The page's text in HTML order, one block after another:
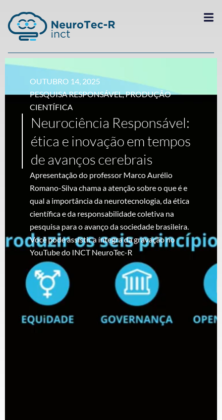
OUTUBRO 14, 2025
PESQUISA RESPONSÁVEL,PRODUÇÃO
CIENTÍFICA
Neurociência Responsável:
ética e inovação em tempos
de avanços cerebrais
Apresentação do professor Marco Aurélio
Romano-Silva chama a atenção sobre o que é e
qual a importância da neurotecnologia, da ética
científica e da responsabilidade coletiva na
pesquisa para o avanço da sociedade brasileira.
Você pode assistir a íntegra da gravação no
YouTube do INCT NeuroTec-R